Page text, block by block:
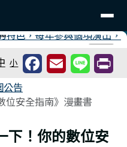
⏸
小
公告
位安全指南》漫畫書
下！你的數位安